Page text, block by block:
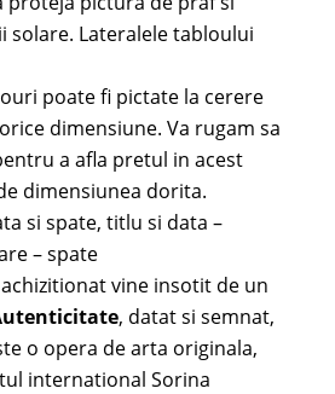
solare. Lateralele tabloului
poate fi pictate la cerere
dimensiune. Va rugam sa
a afla pretul in acest
dimensiunea dorita.
si spate, titlu si data –
– spate
vine insotit de un
, datat si semnat,
o opera de arta originala,
international Sorina